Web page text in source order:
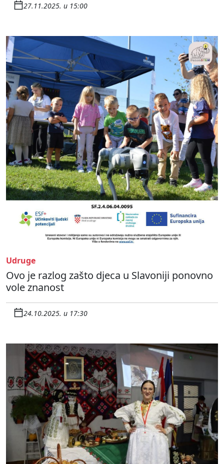
27.11.2025. u 15:00
Udruge
Ovo je razlog zašto djeca u Slavoniji ponovno
vole znanost
24.10.2025. u 17:30